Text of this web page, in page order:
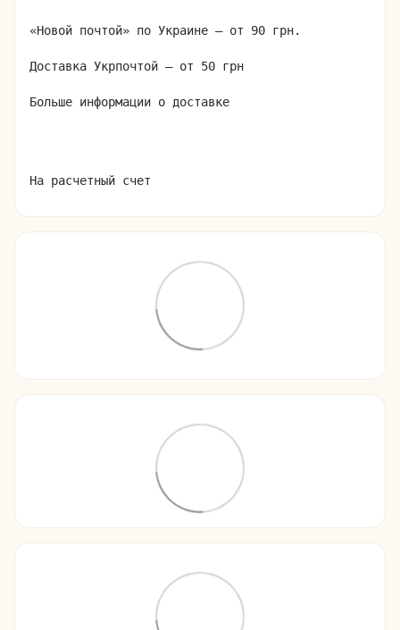
«Новой почтой» по Украине – от 90 грн.
Доставка Укрпочтой – от 50 грн
Больше информации о доставке
На расчетный счет